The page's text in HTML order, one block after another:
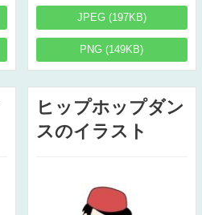
JPEG (197KB)
PNG (149KB)
ヒップホップダン
スのイラスト